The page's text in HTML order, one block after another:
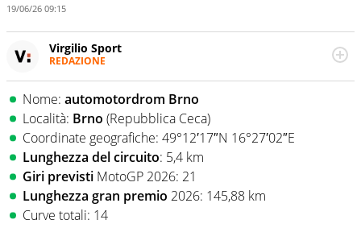
19/06/26 09:15
Virgilio Sport
REDAZIONE
appassionato su tutto il mondo dello sport. Calcio,
calciomercato, F1, Motomondiale ma anche tennis,
volley, basket: su Virgilio Sport i tifosi e gli appassionati
sanno che troveranno sempre copertura completa e
zero faziosità. La squadra di Virgilio Sport è formata da
giornalisti ed esperti di sport abili sia nel gioco di
rimessa quando intercettano le notizie e le rilanciano
verso la rete, sia nella costruzione dal basso quando
creano contenuti 100% originali ed esclusivi.
Nome: automotordrom Brno
Località: Brno (Repubblica Ceca)
Coordinate geografiche: 49°12′17″N 16°27′02″E
Lunghezza del circuito: 5,4 km
Giri previsti MotoGP 2026: 21
Lunghezza gran premio 2026: 145,88 km
Curve totali: 14